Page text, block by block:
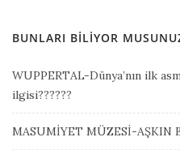
BUNLARI BILIYOR
WUPPERTAL-Dünya’nın ilk
ilgisi??????
MASUMİYET MÜZESİ-AŞKIN